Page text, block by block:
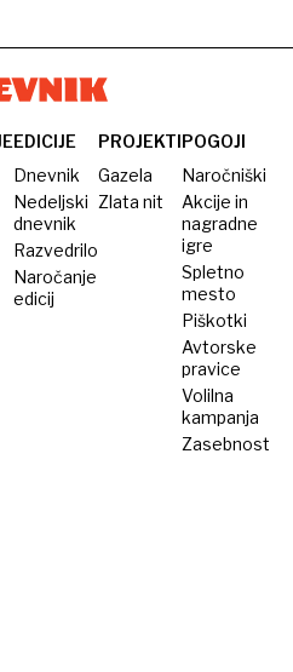
EDICIJE
Dnevnik
Nedeljski
dnevnik
Razvedrilo
Naročanje
edicij
PROJEKTI
Gazela
Zlata nit
POGOJI
Naročniški
Akcije in
nagradne
igre
Spletno
mesto
Piškotki
Avtorske
pravice
Volilna
kampanja
Zasebnost